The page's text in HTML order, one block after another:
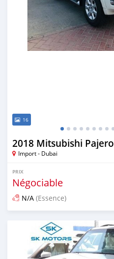
16
2018 Mitsubishi Pajero
Import - Dubai
PRIX
Négociable
N/A (Essence)